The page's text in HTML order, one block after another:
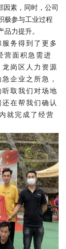
因素，同时，公司
极参与工业过程
力提升。
务得到了更多
营面积急需进
岗区人力资源
企业之所急，
取我们对场地
在帮我们确认
就完成了经营